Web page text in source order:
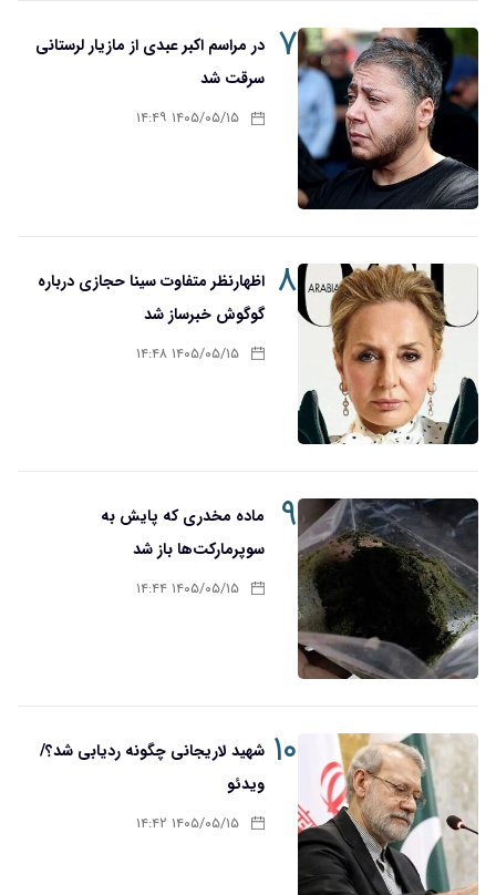
۷ در مراسم اکبر عبدی از مازیار لرستانی
سرقت شد
۱۴۰۵/۰۵/۱۵ ۱۴:۴۹
۸ اظهارنظر متفاوت سینا حجازی درباره
گوگوش خبرساز شد
۱۴۰۵/۰۵/۱۵ ۱۴:۴۸
۹
ماده مخدری که پایش به
سوپرمارکت‌ها باز شد
۱۴۰۵/۰۵/۱۵ ۱۴:۴۴
۱۰ شهید لاریجانی چگونه ردیابی شد؟/
ویدئو
۱۴۰۵/۰۵/۱۵ ۱۴:۴۲